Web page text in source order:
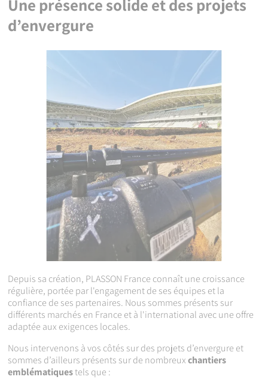
Une présence solide et des projets
d’envergure
Depuis sa création, PLASSON France connaît une croissance
régulière, portée par l'engagement de ses équipes et la
confiance de ses partenaires. Nous sommes présents sur
différents marchés en France et à l'international avec une offre
adaptée aux exigences locales.
Nous intervenons à vos côtés sur des projets d’envergure et
sommes d’ailleurs présents sur de nombreuxchantiers
emblématiquestels que :